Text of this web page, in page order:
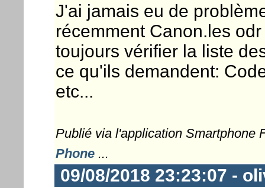
J'ai jamais eu de
récemment Canon.les
toujours vérifier la liste
ce qu'ils demandent:
etc...
Publié via l'application Smartphone
Phone...
09/08/2018 23:23:07 -